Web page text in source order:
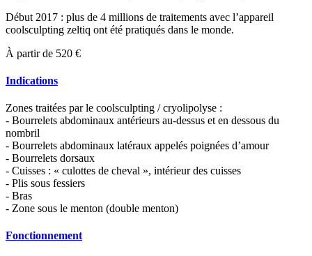
Début 2017 : plus de 4 millions de traitements avec l’appareil
coolsculpting zeltiq ont été pratiqués dans le monde.
À partir de 520 €
Indications
Zones traitées par le coolsculpting / cryolipolyse :
- Bourrelets abdominaux antérieurs au-dessus et en dessous du
nombril
- Bourrelets abdominaux latéraux appelés poignées d’amour
- Bourrelets dorsaux
- Cuisses : « culottes de cheval », intérieur des cuisses
- Plis sous fessiers
- Bras
- Zone sous le menton (double menton)
Fonctionnement